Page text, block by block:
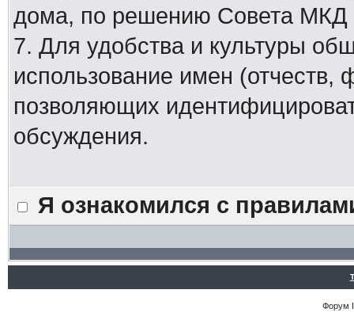
дома, по решению Совета
7. Для удобства и культуры
использование имен
позволяющих
обсуждения.
Я ознакомился с
Форум